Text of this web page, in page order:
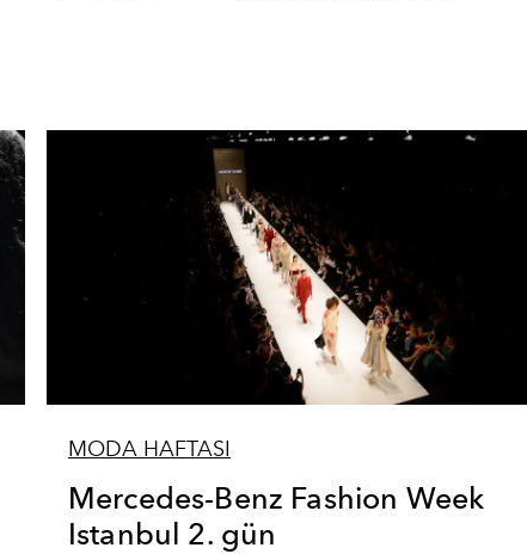
MODA HAFTASI
Mercedes-Benz Fashion Week
Istanbul 2. gün